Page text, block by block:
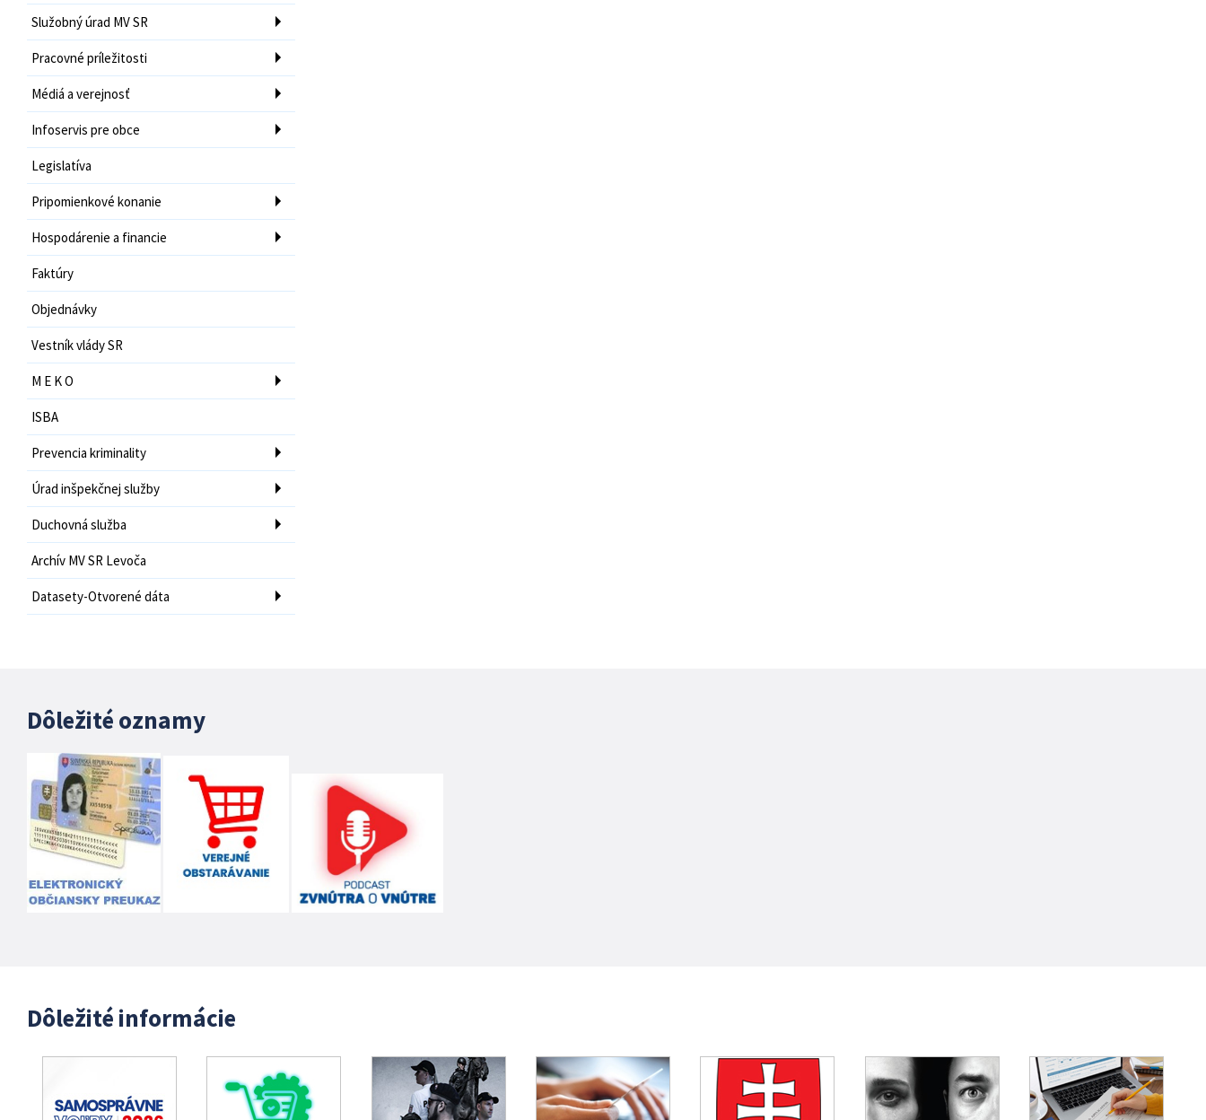
Služobný úrad MV SR
Pracovné príležitosti
Médiá a verejnosť
Infoservis pre obce
Legislatíva
Pripomienkové konanie
Hospodárenie a financie
Faktúry
Objednávky
Vestník vlády SR
M E K O
ISBA
Prevencia kriminality
Úrad inšpekčnej služby
Duchovná služba
Archív MV SR Levoča
Datasety-Otvorené dáta
Dôležité oznamy
Dôležité informácie